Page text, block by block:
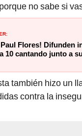
no sabe si
Paul Flores! Difunden
10 cantando junto a
también hizo un
contra la